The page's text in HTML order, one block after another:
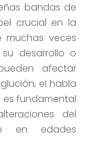
bandas de
crucial en la
muchas veces
desarrollo o
afectar
el habla
es fundamental
del
en edades